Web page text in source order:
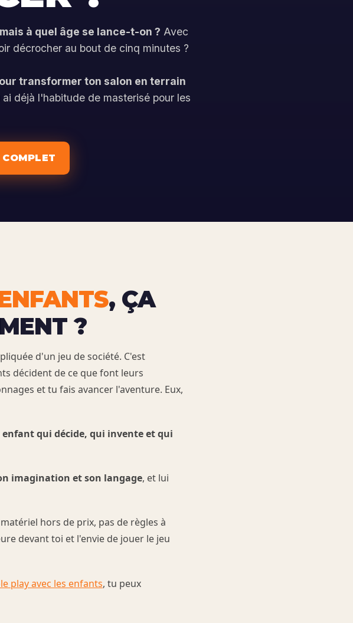
à quel âge se lance-t-on ? Avec
décrocher au bout de cinq minutes ?
transformer ton salon en terrain
déjà l'habitude de masterisé pour les
, ÇA
?
d'un jeu de société. C'est
décident de ce que font leurs
et tu fais avancer l'aventure. Eux,
enfant qui décide, qui invente et qui
imagination et son langage, et lui
matériel hors de prix, pas de règles à
devant toi et l'envie de jouer le jeu
play avec les enfants, tu peux